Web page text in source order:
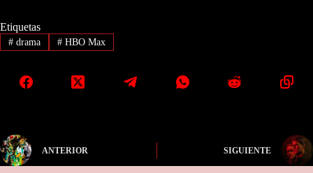
Etiquetas
#drama #HBO Max
ANTERIOR SIGUIENTE